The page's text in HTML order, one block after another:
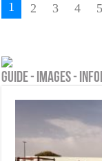
1 2 3 4 5
Guide - Images -